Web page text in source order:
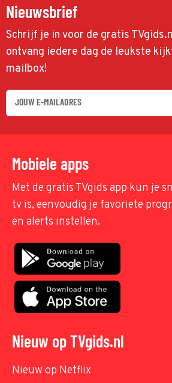
Nieuwsbrief
Schrijf je in voor de gratis
ontvang iedere dag de leukste
mailbox!
Mobiele apps
Met de gratis TVgids app kun je
tv is, eenvoudig je favoriete
en alerts instellen.
Nieuw op TVgids.nl
Nieuw op Netflix